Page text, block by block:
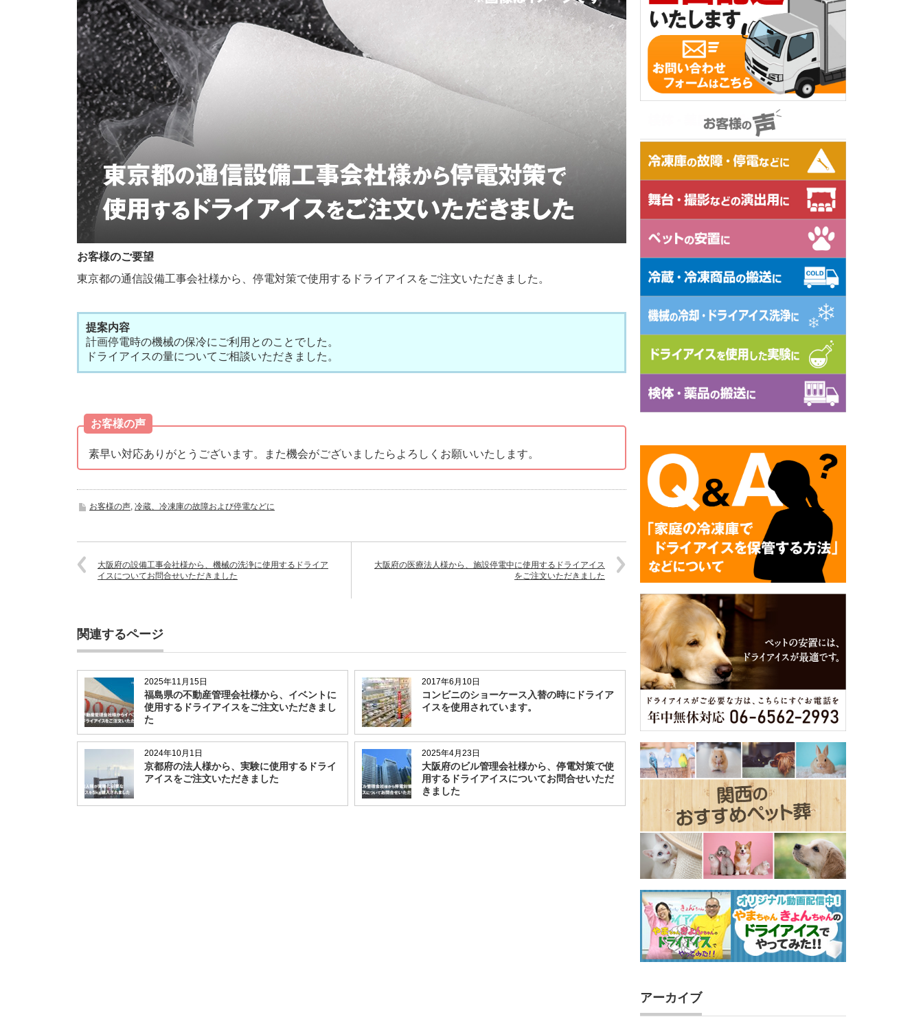
お客様のご要望
東京都の通信設備工事会社様から、停電対策で使用するドライアイスをご注文いただきました。
提案内容
計画停電時の機械の保冷にご利用とのことでした。
ドライアイスの量についてご相談いただきました。
お客様の声
素早い対応ありがとうございます。また機会がございましたらよろしくお願いいたします。
お客様の声, 冷蔵、冷凍庫の故障および停電などに
大阪府の設備工事会社様から、機械の洗浄に使用するドライア
イスについてお問合せいただきました
大阪府の医療法人様から、施設停電中に使用するドライアイス
をご注文いただきました
関連するページ
2025年11月15日
福島県の不動産管理会社様から、イベントに
使用するドライアイスをご注文いただきまし
た
2017年6月10日
コンビニのショーケース入替の時にドライア
イスを使用されています。
2024年10月1日
京都府の法人様から、実験に使用するドライ
アイスをご注文いただきました
2025年4月23日
大阪府のビル管理会社様から、停電対策で使
用するドライアイスについてお問合せいただ
きました
アーカイブ